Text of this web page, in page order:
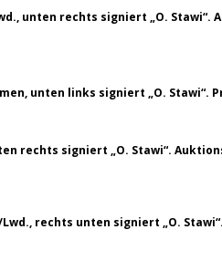
unten rechts signiert „O. Stawi“.
unten links signiert „O. Stawi“.
rechts signiert „O. Stawi“.
rechts unten signiert „O.